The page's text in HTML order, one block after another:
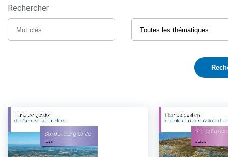
Rechercher